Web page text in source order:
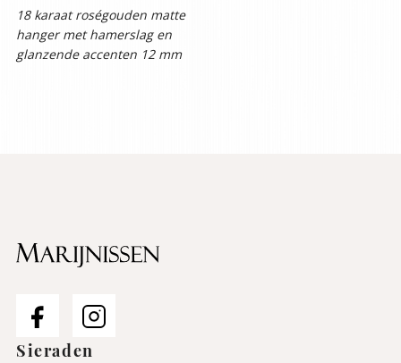
18 karaat roségouden matte
hanger met hamerslag en
glanzende accenten 12 mm
Sieraden